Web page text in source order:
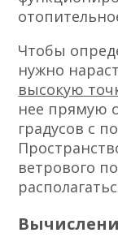
Чтобы
нужно
высокую
нее прямую
градусов с
ветрового